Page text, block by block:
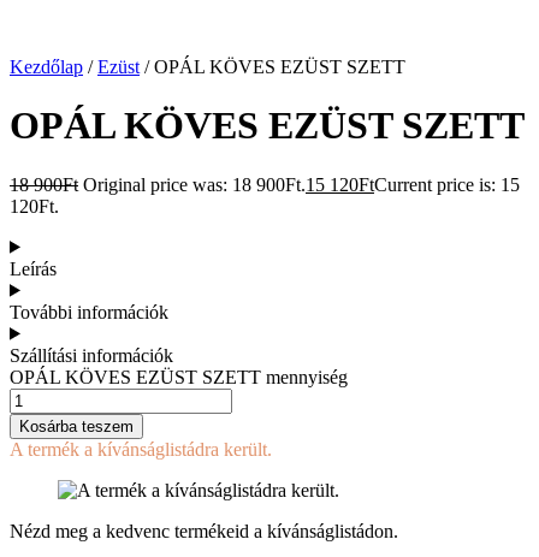
Kezdőlap /Ezüst / OPÁL KÖVES EZÜST SZETT
OPÁL KÖVES EZÜST SZETT
18 900Ft Original price was: 18 900Ft.15 120FtCurrent price is: 15
120Ft.
Leírás
További információk
Szállítási információk
OPÁL KÖVES EZÜST SZETT mennyiség
Kosárba teszem
A termék a kívánságlistádra került.
Nézd meg a kedvenc termékeid a kívánságlistádon.